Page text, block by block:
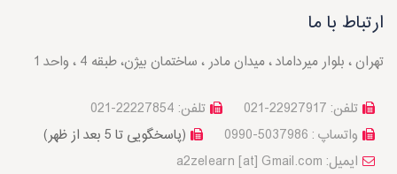
ارتباط با ما
تهران ، بلوار میرداماد ، میدان مادر ، ساختمان بیژن، طبقه 4 ، واحد 1
تلفن: 22227854-021
تلفن: 22927917-021
(پاسخگویی تا 5 بعد از ظهر)
واتساپ : 5037986-0990
a2zelearn [at] Gmail.com :ایمیل